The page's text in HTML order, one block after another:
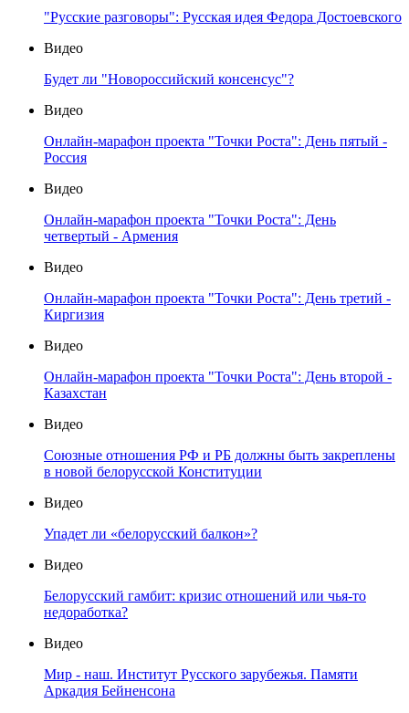
"Русские разговоры": Русская идея Федора Достоевского
Видео
Будет ли "Новороссийский консенсус"?
Видео
Онлайн-марафон проекта "Точки Роста": День пятый -
Россия
Видео
Онлайн-марафон проекта "Точки Роста": День
четвертый - Армения
Видео
Онлайн-марафон проекта "Точки Роста": День третий -
Киргизия
Видео
Онлайн-марафон проекта "Точки Роста": День второй -
Казахстан
Видео
Союзные отношения РФ и РБ должны быть закреплены
в новой белорусской Конституции
Видео
Упадет ли «белорусский балкон»?
Видео
Белорусский гамбит: кризис отношений или чья-то
недоработка?
Видео
Мир - наш. Институт Русского зарубежья. Памяти
Аркадия Бейненсона